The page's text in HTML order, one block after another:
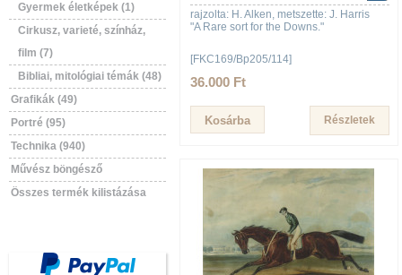
Gyermek életképek (1)
Cirkusz, varieté, színház,
film (7)
Bibliai, mitológiai témák (48)
Grafikák (49)
Portré (95)
Technika (940)
Művész böngésző
Összes termék kilistázása
rajzolta: H. Alken, metszette: J. Harris
"A Rare sort for the Downs."
[FKC169/Bp205/114]
36.000 Ft
Részletek